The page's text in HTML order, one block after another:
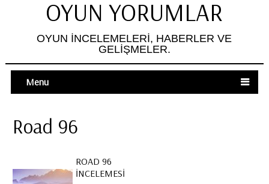
OYUN YORUMLAR
OYUN İNCELEMELERI, HABERLER VE
GELIŞMELER.
Menu
Road 96
ROAD 96
İNCELEMESI